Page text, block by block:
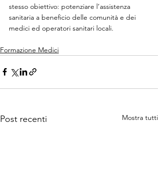
stesso obiettivo: potenziare l’assistenza
sanitaria a beneficio delle comunità e dei
medici ed operatori sanitari locali.
Formazione Medici
Post recenti Mostra tutti